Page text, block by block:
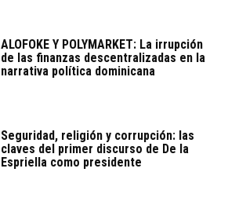
ALOFOKE Y POLYMARKET: La irrupción
de las finanzas descentralizadas en la
narrativa política dominicana
Seguridad, religión y corrupción: las
claves del primer discurso de De la
Espriella como presidente